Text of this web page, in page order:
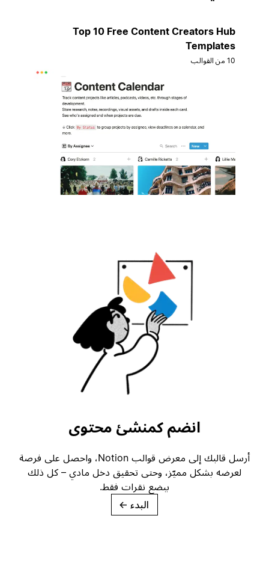
Top 10 Free Content Creators Hub
Templates
انضم كمنشئ محتوى
أرسل قالبك إلى معرض قوالب Notion، واحصل على فرصة
لعرضه بشكل مميّز، وحتى تحقيق دخل مادي – كل ذلك
ببضع نقرات فقط.
→